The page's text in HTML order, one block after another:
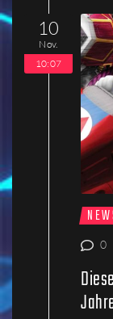
10
Nov.
10:07
0